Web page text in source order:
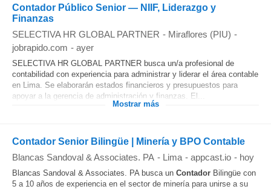
Contador Público Senior — NIIF, Liderazgo y
Finanzas
SELECTIVA HR GLOBAL PARTNER - Miraflores (PIU) -
jobrapido.com - ayer
SELECTIVA HR GLOBAL PARTNER busca un/a profesional de
contabilidad con experiencia para administrar y liderar el área contable
en Lima. Se elaborarán estados financieros y presupuestos para
apoyar a la gerencia de administración y finanzas. El...
Mostrar más
Contador Senior Bilingüe | Minería y BPO Contable
Blancas Sandoval & Associates. PA - Lima - appcast.io - hoy
Blancas Sandoval & Associates. PA busca un Contador Bilingüe con
5 a 10 años de experiencia en el sector de minería para unirse a su